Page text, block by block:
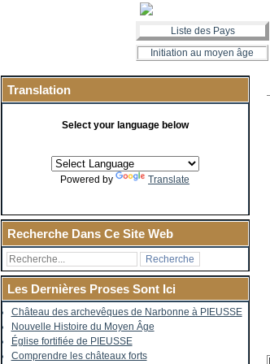
Liste des Pays
Initiation au moyen âge
Translation
Select your language below
Powered by Translate
Recherche Dans Ce Site Web
Les Dernières Proses Sont Ici
Château des archevêques de Narbonne à PIEUSSE
Nouvelle Histoire du Moyen Âge
Église fortifiée de PIEUSSE
Comprendre les châteaux forts